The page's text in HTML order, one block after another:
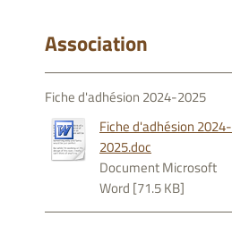
Association
Fiche d'adhésion 2024-2025
Fiche d'adhésion 2024-
2025.doc
Document Microsoft
Word [71.5 KB]